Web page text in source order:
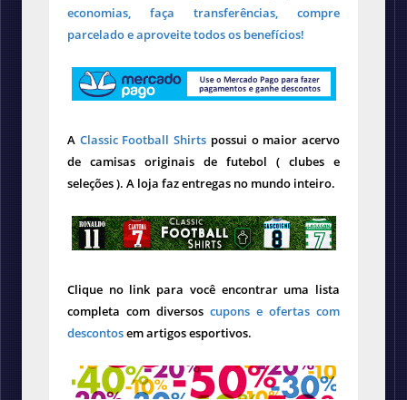
economias, faça transferências, compre
parcelado e aproveite todos os benefícios!
A Classic Football Shirts possui o maior acervo
de camisas originais de futebol ( clubes e
seleções ). A loja faz entregas no mundo inteiro.
Clique no link para você encontrar uma lista
completa com diversos cupons e ofertas com
descontosem artigos esportivos.